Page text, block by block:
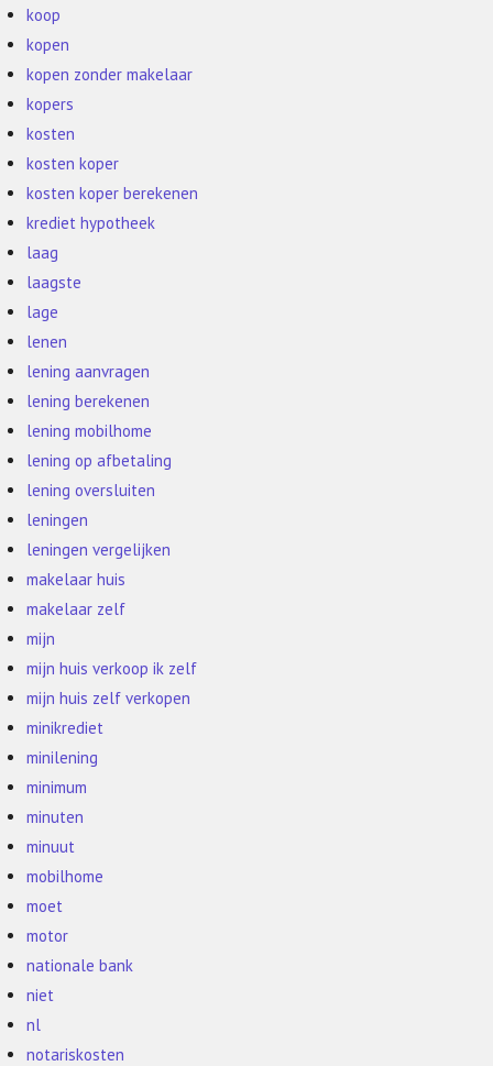
koop
kopen
kopen zonder makelaar
kopers
kosten
kosten koper
kosten koper berekenen
krediet hypotheek
laag
laagste
lage
lenen
lening aanvragen
lening berekenen
lening mobilhome
lening op afbetaling
lening oversluiten
leningen
leningen vergelijken
makelaar huis
makelaar zelf
mijn
mijn huis verkoop ik zelf
mijn huis zelf verkopen
minikrediet
minilening
minimum
minuten
minuut
mobilhome
moet
motor
nationale bank
niet
nl
notariskosten